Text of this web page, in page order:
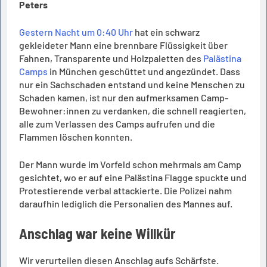
Peters
Gestern Nacht um 0:40 Uhr hat ein schwarz
gekleideter Mann eine brennbare Flüssigkeit über
Fahnen, Transparente und Holzpaletten des Palästina
Camps in München geschüttet und angezündet. Dass
nur ein Sachschaden entstand und keine Menschen zu
Schaden kamen, ist nur den aufmerksamen Camp-
Bewohner:innen zu verdanken, die schnell reagierten,
alle zum Verlassen des Camps aufrufen und die
Flammen löschen konnten.
Der Mann wurde im Vorfeld schon mehrmals am Camp
gesichtet, wo er auf eine Palästina Flagge spuckte und
Protestierende verbal attackierte. Die Polizei nahm
daraufhin lediglich die Personalien des Mannes auf.
Anschlag war keine Willkür
Wir verurteilen diesen Anschlag aufs Schärfste.